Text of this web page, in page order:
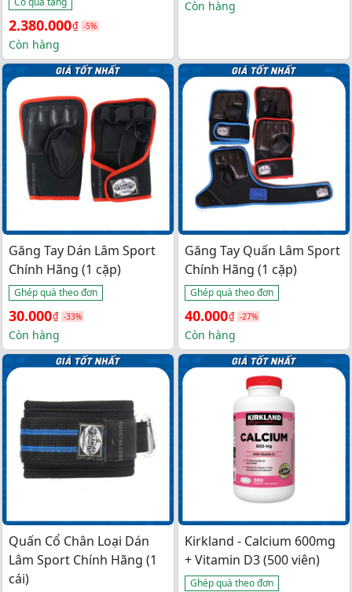
Giá
gốc
là:
2.500.000₫.
2.380.000₫
Giá
hiện
tại
là:
2.380.000₫.
-5%
Còn hàng
gốc
hiện
280.000₫.
Còn hàng
Găng Tay Dán Lâm Sport
Chính Hãng (1 cặp)
Ghép quà theo đơn
Giá
gốc
là:
45.000₫.
30.000₫
Giá
hiện
tại
là:
30.000₫.
-33%
Còn hàng
Găng Tay Quấn Lâm Sport
Chính Hãng (1 cặp)
Ghép quà theo đơn
Giá
gốc
là:
55.000₫.
40.000₫
Giá
hiện
tại
là:
40.000₫.
-27%
Còn hàng
Quấn Cổ Chân Loại Dán
Lâm Sport Chính Hãng (1
cái)
Kirkland - Calcium 600mg
+ Vitamin D3 (500 viên)
Ghép quà theo đơn